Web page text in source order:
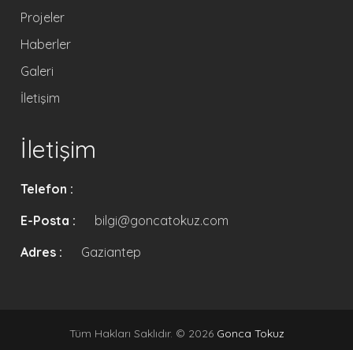
Projeler
Haberler
Galeri
İletişim
İletişim
Telefon :
E-Posta :
bilgi@goncatokuz.com
Adres :
Gaziantep
Tüm Hakları Saklıdır. © 2026 Gonca Tokuz